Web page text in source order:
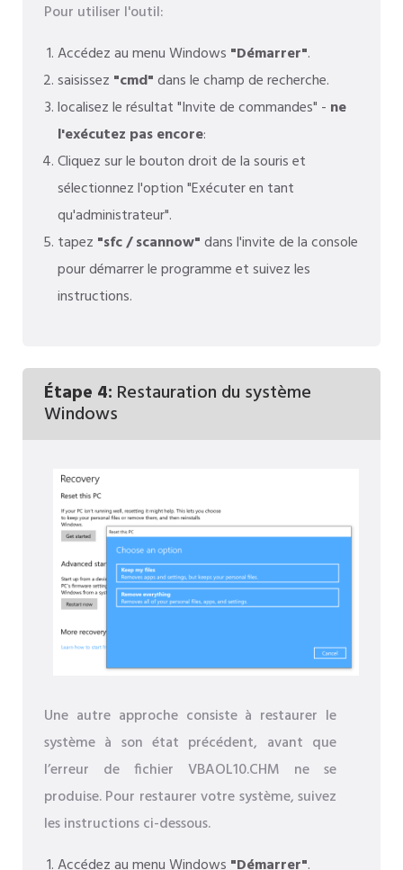
Pour utiliser l'outil:
Accédez au menu Windows "Démarrer".
saisissez "cmd"dans le champ de recherche.
localisez le résultat "Invite de commandes" - ne
l'exécutez pas encore:
Cliquez sur le bouton droit de la souris et
sélectionnez l'option "Exécuter en tant
qu'administrateur".
tapez "sfc / scannow"dans l'invite de la console
pour démarrer le programme et suivez les
instructions.
Étape 4: Restauration du système
Windows
Une autre approche consiste à restaurer le
système à son état précédent, avant que
l’erreur de fichier VBAOL10.CHM ne se
produise. Pour restaurer votre système, suivez
les instructions ci-dessous.